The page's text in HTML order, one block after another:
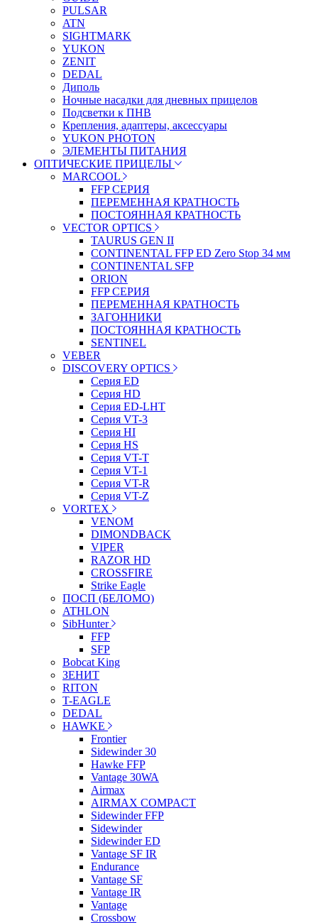
PULSAR
ATN
SIGHTMARK
YUKON
ZENIT
DEDAL
Диполь
Ночные насадки для дневных прицелов
Подсветки к ПНВ
Крепления, адаптеры, аксессуары
YUKON PHOTON
ЭЛЕМЕНТЫ ПИТАНИЯ
ОПТИЧЕСКИЕ ПРИЦЕЛЫ
MARCOOL
FFP СЕРИЯ
ПЕРЕМЕННАЯ КРАТНОСТЬ
ПОСТОЯННАЯ КРАТНОСТЬ
VECTOR OPTICS
TAURUS GEN II
CONTINENTAL FFP ED Zero Stop 34 мм
CONTINENTAL SFP
ORION
FFP СЕРИЯ
ПЕРЕМЕННАЯ КРАТНОСТЬ
ЗАГОННИКИ
ПОСТОЯННАЯ КРАТНОСТЬ
SENTINEL
VEBER
DISCOVERY OPTICS
Серия ED
Серия HD
Серия ED-LHT
Серия VT-3
Серия HI
Серия HS
Серия VT-T
Серия VT-1
Серия VT-R
Серия VT-Z
VORTEX
VENOM
DIMONDBACK
VIPER
RAZOR HD
CROSSFIRE
Strike Eagle
ПОСП (БЕЛОМО)
ATHLON
SibHunter
FFP
SFP
Bobcat King
ЗЕНИТ
RITON
T-EAGLE
DEDAL
HAWKE
Frontier
Sidewinder 30
Hawke FFP
Vantage 30WA
Airmax
AIRMAX COMPACT
Sidewinder FFP
Sidewinder
Sidewinder ED
Vantage SF IR
Endurance
Vantage SF
Vantage IR
Vantage
Crossbow